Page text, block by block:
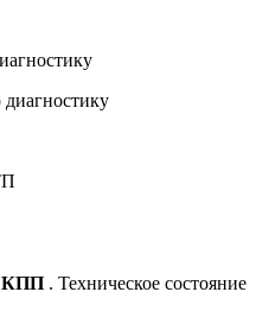
КПП . Техническое состояние